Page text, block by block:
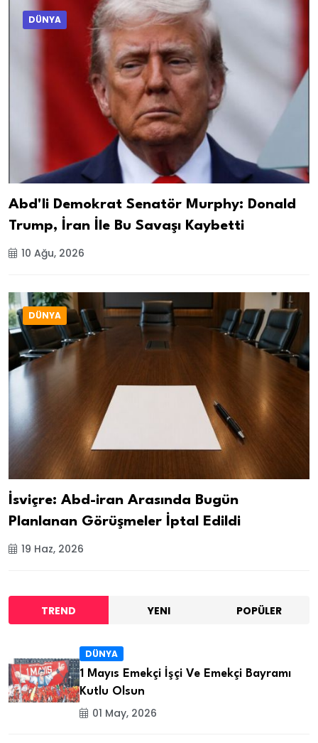
DÜNYA
Abd'li Demokrat Senatör Murphy: Donald
Trump, İran İle Bu Savaşı Kaybetti
10 Ağu, 2026
DÜNYA
İsviçre: Abd-iran Arasında Bugün
Planlanan Görüşmeler İptal Edildi
19 Haz, 2026
TREND YENI POPÜLER
DÜNYA
1 Mayıs Emekçi İşçi Ve Emekçi Bayramı
Kutlu Olsun
01 May, 2026